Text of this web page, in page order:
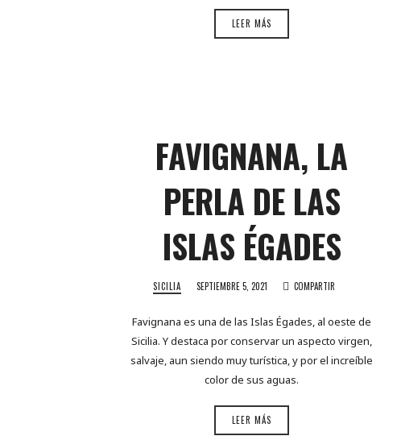
LEER MÁS
FAVIGNANA, LA
PERLA DE LAS
ISLAS ÉGADES
SICILIA SEPTIEMBRE 5, 2021 COMPARTIR
Favignana es una de las Islas Égades, al oeste de
Sicilia. Y destaca por conservar un aspecto virgen,
salvaje, aun siendo muy turística, y por el increíble
color de sus aguas.
LEER MÁS